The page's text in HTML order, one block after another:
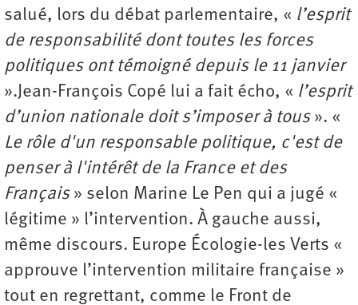
salué, lors du débat parlementaire, « l’esprit
de responsabilité dont toutes les forces
politiques ont témoigné depuis le 11 janvier
».Jean-François Copé lui a fait écho, « l’esprit
d’union nationale doit s’imposer à tous». «
Le rôle d'un responsable politique, c'est de
penser à l'intérêt de la France et des
Français» selon Marine Le Pen qui a jugé «
légitime » l’intervention. À gauche aussi,
même discours. Europe Écologie-les Verts «
approuve l’intervention militaire française »
tout en regrettant, comme le Front de